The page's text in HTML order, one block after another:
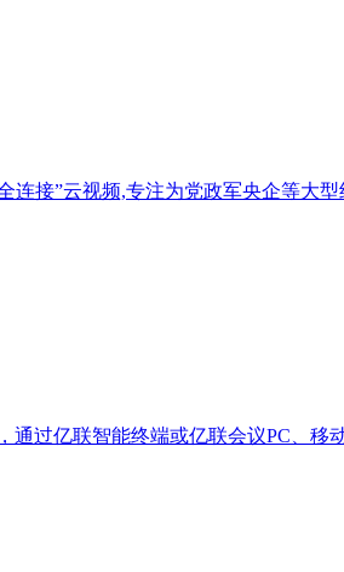
连接”云视频,专注为党政军央企等大
通过亿联智能终端或亿联会议PC、移